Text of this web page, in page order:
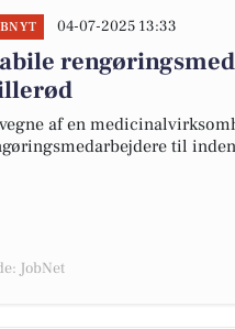
04-07-2025 13:33
vegne af en
til
JobNet